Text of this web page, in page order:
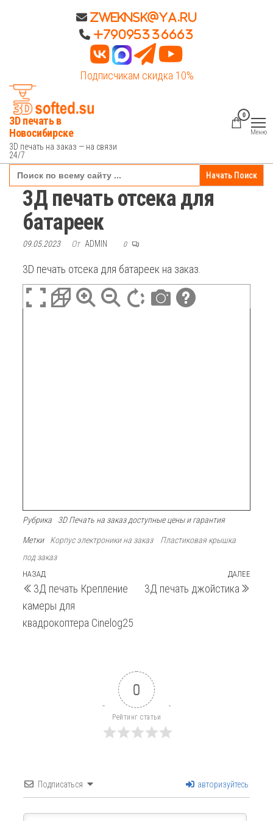
Zweknsk@ya.ru
+79095336663
Подписчикам скидка 10%
3D печать в
Новосибирске
3D печать на заказ — на связи
24/7
0
Меню
Search
for:
3Д печать отсека для
батареек
09.05.2023 От ADMIN 0
3D печать отсека для батареек на заказ.
Рубрика 3D Печать на заказ доступные цены и гарантия
Метки Корпус электроники на заказ
Пластиковая крышка
под заказ
Навигация
по
записям
Предыдущая
запись
НАЗАД
3Д печать Крепление
камеры для
квадрокоптера Cinelog25
ДАЛЕЕ
3Д печать джойстика
0
Рейтинг статьи
Подписаться авторизуйтесь